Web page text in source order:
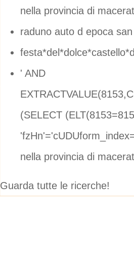
nella provincia di
raduno auto d epoca
' AND
(SELECT
nella provincia di
Guarda tutte le ricerche!